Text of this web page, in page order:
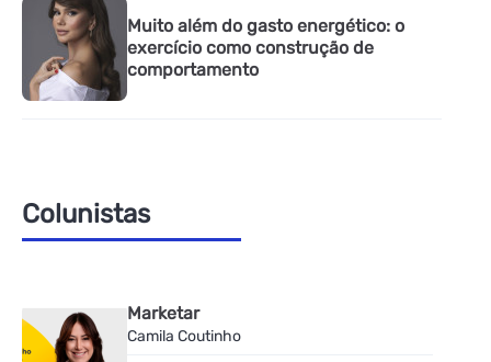
Muito além do gasto energético: o
exercício como construção de
comportamento
Colunistas
Marketar
Camila Coutinho